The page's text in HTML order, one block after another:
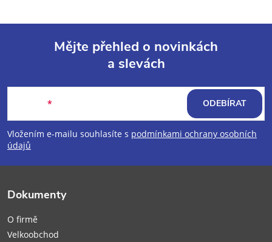
p
a
Mějte přehled o novinkách
a slevách
Vložením e-mailu souhlasíte s podmínkami ochrany osobních
údajů
ODEBÍRAT
Dokumenty
O firmě
Velkoobchod